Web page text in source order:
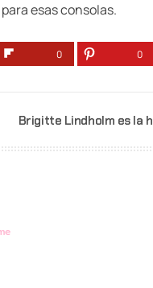
esas consolas.
0 0
Brigitte Lindholm es la